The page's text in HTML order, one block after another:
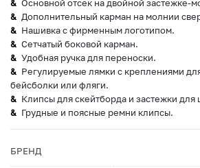
Основной отсек на двойной застежке-
Дополнительный карман на молнии
Нашивка с фирменным логотипом.
Сетчатый боковой карман.
Удобная ручка для переноски.
Регулируемые лямки с креплениями
бейсболки или фляги.
Клипсы для скейтборда и застежки
Грудные и поясные ремни клипсы.
БРЕНД